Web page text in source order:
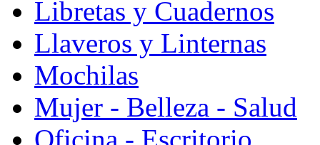
Libretas y Cuadernos
Llaveros y Linternas
Mochilas
Mujer - Belleza - Salud